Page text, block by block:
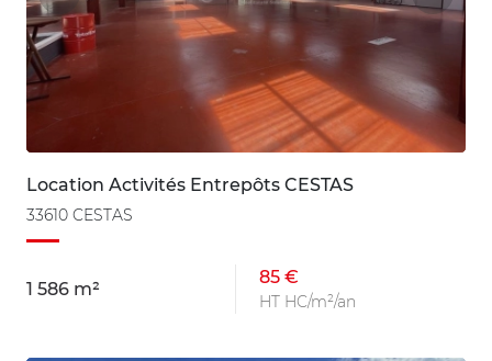
Location Activités Entrepôts CESTAS
33610 CESTAS
1 586 m²
85 €
HT HC/m²/an